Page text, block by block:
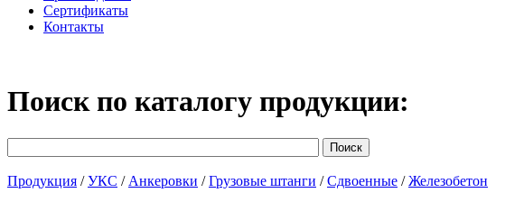
Сертификаты
Контакты
Поиск по каталогу продукции:
Продукция /УКС / Анкеровки /Грузовые штанги /Сдвоенные /Железобетон